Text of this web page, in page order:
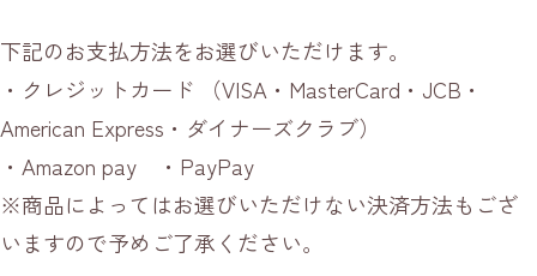
下記のお支払方法をお選びいただけます。
・クレジットカード （VISA・MasterCard・JCB・
American Express・ダイナーズクラブ）
・Amazon pay ・PayPay
※商品によってはお選びいただけない決済方法もござ
いますので予めご了承ください。